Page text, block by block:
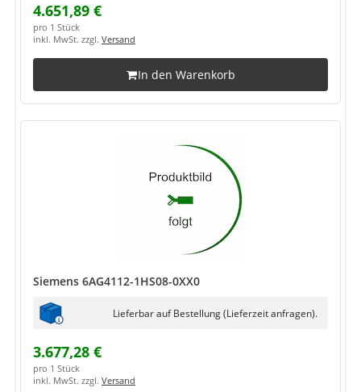
4.651,89 €
pro 1 Stück
inkl. MwSt. zzgl. Versand
In den Warenkorb
Siemens 6AG4112-1HS08-0XX0
Lieferbar auf Bestellung (Lieferzeit anfragen).
3.677,28 €
pro 1 Stück
inkl. MwSt. zzgl. Versand